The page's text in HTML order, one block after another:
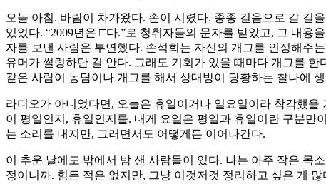
오늘 아침. 바람이 차가왔다. 손이 시렸다. 종종 걸음으로 갈 길
있었다. “2009년은 □다.”로 청취자들의 문자를 받았고, 그 내용
자를 보낸 사람은 부연했다. 손석희는 자신의 개그를 인정해주
유머가 썰렁하단 걸 안다. 그래도 기회가 있을 때마다 개그를
같은 사람이 농담이나 개그를 해서 상대방이 당황하는 찰나에
라디오가 아니었다면, 오늘은 휴일이거나 일요일이라 착각했
이 평일인지, 휴일인지를. 내게 요일은 평일과 휴일이란 구분만
는 소리를 내지만, 그러면서도 어떻게든 이어나간다.
이 추운 날에도 밖에서 밤 샌 사람들이 있다. 나는 아주 작은 목
정이니까. 힘든 적은 없지만, 그냥 이것저것 정리하고 싶은 게